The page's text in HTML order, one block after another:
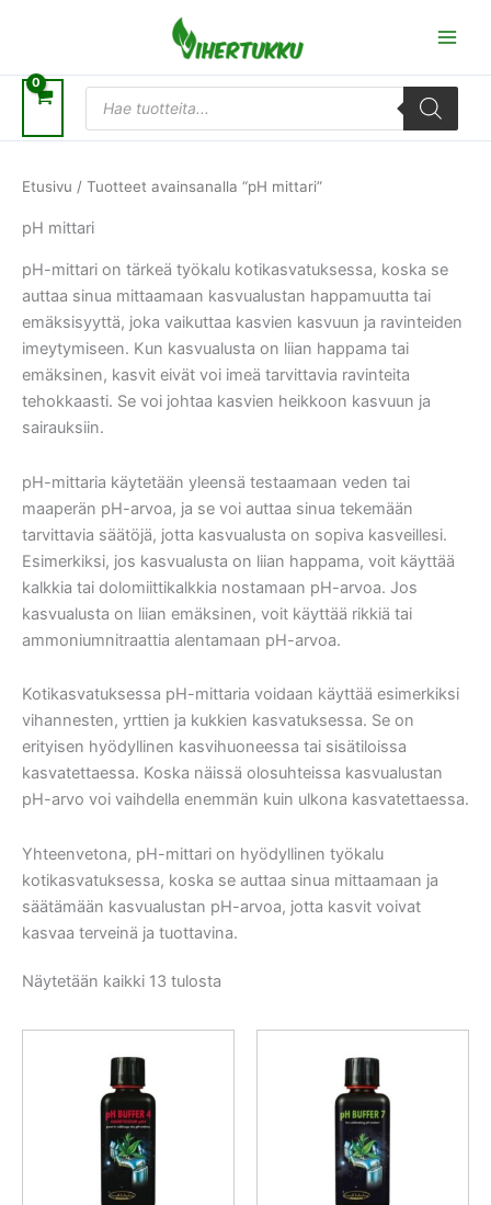
Products
search
Etusivu / Tuotteet avainsanalla “pH mittari”
pH mittari
pH-mittari on tärkeä työkalu kotikasvatuksessa, koska se
auttaa sinua mittaamaan kasvualustan happamuutta tai
emäksisyyttä, joka vaikuttaa kasvien kasvuun ja ravinteiden
imeytymiseen. Kun kasvualusta on liian happama tai
emäksinen, kasvit eivät voi imeä tarvittavia ravinteita
tehokkaasti. Se voi johtaa kasvien heikkoon kasvuun ja
sairauksiin.
pH-mittaria käytetään yleensä testaamaan veden tai
maaperän pH-arvoa, ja se voi auttaa sinua tekemään
tarvittavia säätöjä, jotta kasvualusta on sopiva kasveillesi.
Esimerkiksi, jos kasvualusta on liian happama, voit käyttää
kalkkia tai dolomiittikalkkia nostamaan pH-arvoa. Jos
kasvualusta on liian emäksinen, voit käyttää rikkiä tai
ammoniumnitraattia alentamaan pH-arvoa.
Kotikasvatuksessa pH-mittaria voidaan käyttää esimerkiksi
vihannesten, yrttien ja kukkien kasvatuksessa. Se on
erityisen hyödyllinen kasvihuoneessa tai sisätiloissa
kasvatettaessa. Koska näissä olosuhteissa kasvualustan
pH-arvo voi vaihdella enemmän kuin ulkona kasvatettaessa.
Yhteenvetona, pH-mittari on hyödyllinen työkalu
kotikasvatuksessa, koska se auttaa sinua mittaamaan ja
säätämään kasvualustan pH-arvoa, jotta kasvit voivat
kasvaa terveinä ja tuottavina.
Näytetään kaikki 13 tulosta